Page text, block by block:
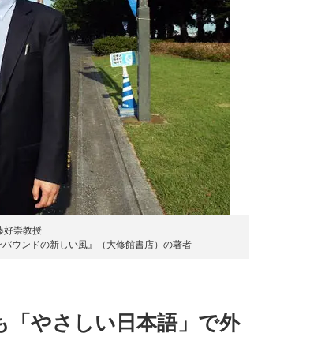
好崇教授
ウンドの新しい風』（大修館書店）の著者
やさしい日本語」で外